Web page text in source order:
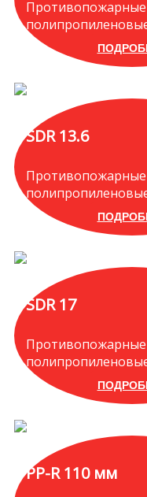
Противопожарные
SDR 13.6
Противопожарные
SDR 17
Противопожарные
PP-R 110 мм